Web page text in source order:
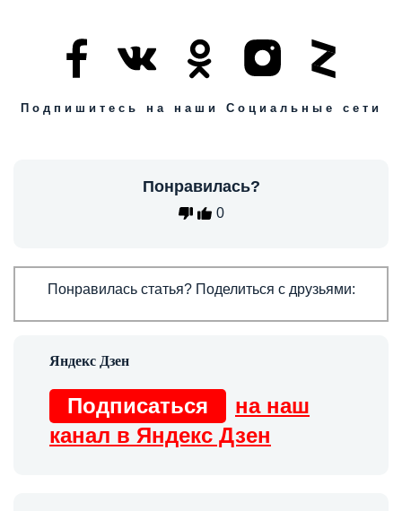
Подпишитесь на наши Социальные сети
Понравилась?
0
Понравилась статья? Поделиться с друзьями:
Подписаться
на наш
канал в Яндекс Дзен